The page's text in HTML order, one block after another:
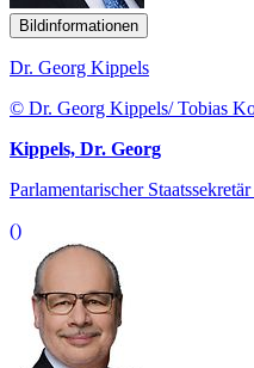
Bildinformationen
Dr. Georg Kippels
© Dr. Georg Kippels/ Tobias
Kippels, Dr. Georg
Parlamentarischer
()